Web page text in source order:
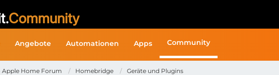
Angebote Automationen Apps Community
Home Forum Homebridge Geräte und Plugins